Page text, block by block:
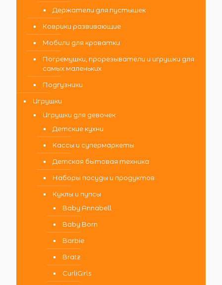
Держатели для пустышек
Коврики развивающие
Мобили для кроватки
Погремушки, прорезыватели и игрушки для
самых маленьких
Подгузники
Игрушки
Игрушки для девочек
Детские кухни
Кассы и супермаркеты
Детская бытовая техника
Наборы посуды и продуктов
Куклы и пупсы
Baby Annabell
Baby Born
Barbie
Bratz
CurliGirls